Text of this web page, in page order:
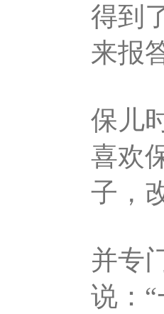
得到
来报
保儿
喜欢
子，
并专
说：